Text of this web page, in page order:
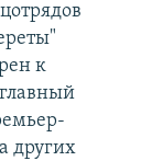
к
других